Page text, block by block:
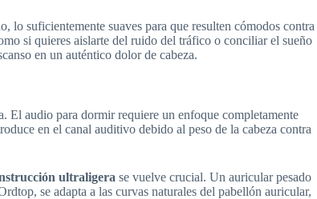
lo suficientemente suaves para que resulten cómodos contra
si quieres aislarte del ruido del tráfico o conciliar el sueño
en un auténtico dolor de cabeza.
El audio para dormir requiere un enfoque completamente
en el canal auditivo debido al peso de la cabeza contra
ultraligera se vuelve crucial. Un auricular pesado
se adapta a las curvas naturales del pabellón auricular,